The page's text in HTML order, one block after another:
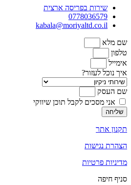
שירות בפריסה ארצית
0778036579
kabala@moriyaltd.co.il
שם מלא
טלפון
אימייל
איך נוכל לעזור?
שם העסק
אני מסכים לקבל תוכן שיווקי
שליחה
תקנון אתר
הצהרת נגישות
מדיניות פרטיות
סניף חיפה